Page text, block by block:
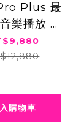
Plus 最
樂播放 附
原廠保固一
年
購物車